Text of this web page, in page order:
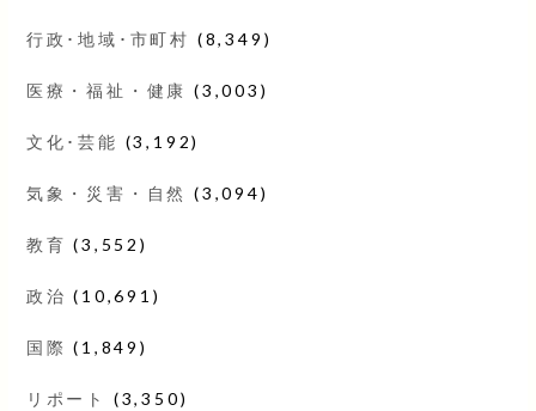
行政･地域･市町村 (8,349)
医療・福祉・健康 (3,003)
文化･芸能 (3,192)
気象・災害・自然 (3,094)
教育 (3,552)
政治 (10,691)
国際 (1,849)
リポート (3,350)